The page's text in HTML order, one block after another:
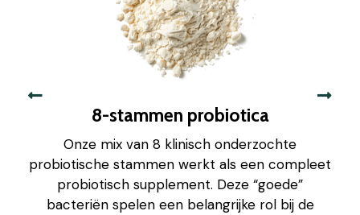
8-stammen probiotica
Onze mix van 8 klinisch onderzochte
probiotische stammen werkt als een compleet
probiotisch supplement. Deze “goede”
bacteriën spelen een belangrijke rol bij de